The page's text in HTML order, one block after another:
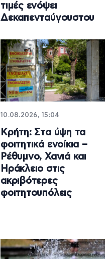
τιμές ενόψει
Δεκαπενταύγουστου
10.08.2026, 15:04
Κρήτη: Στα ύψη τα
φοιτητικά ενοίκια –
Ρέθυμνο, Χανιά και
Ηράκλειο στις
ακριβότερες
φοιτητουπόλεις